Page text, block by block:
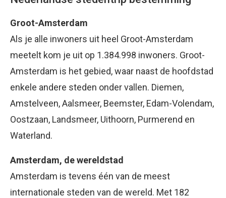
Groot-Amsterdam
Als je alle inwoners uit heel Groot-Amsterdam
meetelt kom je uit op 1.384.998 inwoners. Groot-
Amsterdam is het gebied, waar naast de hoofdstad
enkele andere steden onder vallen. Diemen,
Amstelveen, Aalsmeer, Beemster, Edam-Volendam,
Oostzaan, Landsmeer, Uithoorn, Purmerend en
Waterland.
Amsterdam, de wereldstad
Amsterdam is tevens één van de meest
internationale steden van de wereld. Met 182